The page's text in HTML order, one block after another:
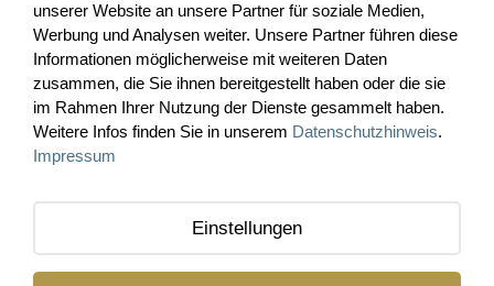
unserer Website an unsere Partner für soziale Medien,
Werbung und Analysen weiter. Unsere Partner führen diese
Informationen möglicherweise mit weiteren Daten
zusammen, die Sie ihnen bereitgestellt haben oder die sie
im Rahmen Ihrer Nutzung der Dienste gesammelt haben.
Weitere Infos finden Sie in unserem Datenschutzhinweis.
Impressum
Einstellungen